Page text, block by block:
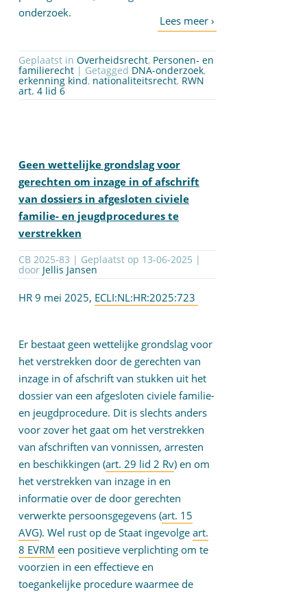
onderzoek.
Geplaatst in Overheidsrecht, Personen- en
familierecht | Getagged DNA-onderzoek,
erkenning kind, nationaliteitsrecht, RWN
art. 4 lid 6
Geen wettelijke grondslag voor
gerechten om inzage in of afschrift
van dossiers in afgesloten civiele
familie- en jeugdprocedures te
verstrekken
CB 2025-83 | Geplaatst op 13-06-2025 |
door Jellis Jansen
HR 9 mei 2025, ECLI:NL:HR:2025:723
Er bestaat geen wettelijke grondslag voor
het verstrekken door de gerechten van
inzage in of afschrift van stukken uit het
dossier van een afgesloten civiele familie-
en jeugdprocedure. Dit is slechts anders
voor zover het gaat om het verstrekken
van afschriften van vonnissen, arresten
en beschikkingen (art. 29 lid 2 Rv) en om
het verstrekken van inzage in en
informatie over de door gerechten
verwerkte persoonsgegevens (art. 15
AVG). Wel rust op de Staat ingevolge art.
8 EVRM een positieve verplichting om te
voorzien in een effectieve en
toegankelijke procedure waarmee de